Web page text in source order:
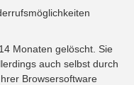
Monaten gelöscht. Sie
auch selbst durch
Browsersoftware